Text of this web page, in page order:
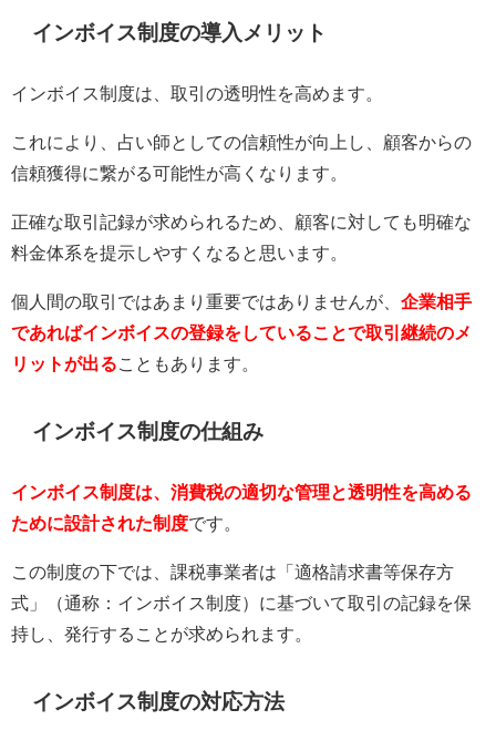
インボイス制度の導入メリット
インボイス制度は、取引の透明性を高めます。
これにより、占い師としての信頼性が向上し、顧客からの
信頼獲得に繋がる可能性が高くなります。
正確な取引記録が求められるため、顧客に対しても明確な
料金体系を提示しやすくなると思います。
個人間の取引ではあまり重要ではありませんが、 企業相手
であればインボイスの登録をしていることで取引継続のメ
リットが出る こともあります。
インボイス制度の仕組み
インボイス制度は、消費税の適切な管理と透明性を高める
ために設計された制度です。
この制度の下では、課税事業者は「適格請求書等保存方
式」（通称：インボイス制度）に基づいて取引の記録を保
持し、発行することが求められます。
インボイス制度の対応方法